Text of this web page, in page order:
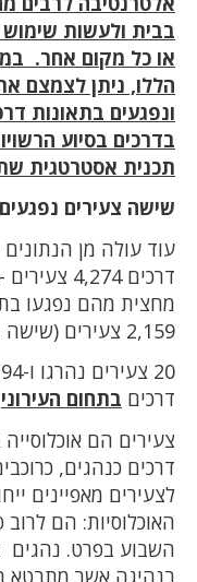
בבית ולעשות שימוש
או כל מקום אחר.
הללו, ניתן לצמצם
ונפגעים בתאונות
בדרכים בסיוע
תכנית אסטרטגית
שישה צעירים
מחצית מהם נפגעו
2,159 צעירים (שישה נפגעים ליום בממוצע).
דרכים בתחום העירוני
צעירים הם
דרכים כנהגים,
לצעירים מאפיינים
האוכלוסיות: הם
השבוע בפרט. נהגים
בנהיגה אשר מתבטא